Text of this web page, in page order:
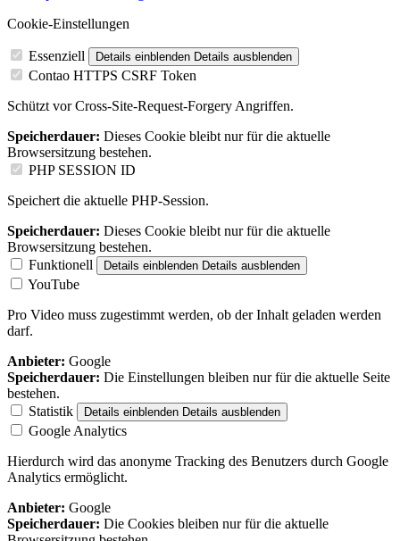
Cookie-Einstellungen
Essenziell Details einblenden Details ausblenden
Contao HTTPS CSRF Token
Schützt vor Cross-Site-Request-Forgery Angriffen.
Speicherdauer: Dieses Cookie bleibt nur für die aktuelle
Browsersitzung bestehen.
PHP SESSION ID
Speichert die aktuelle PHP-Session.
Speicherdauer: Dieses Cookie bleibt nur für die aktuelle
Browsersitzung bestehen.
Funktionell
Details einblenden Details ausblenden
YouTube
Pro Video muss zugestimmt werden, ob der Inhalt geladen werden
darf.
Anbieter: Google
Speicherdauer: Die Einstellungen bleiben nur für die aktuelle Seite
bestehen.
Statistik
Details einblenden Details ausblenden
Google Analytics
Hierdurch wird das anonyme Tracking des Benutzers durch Google
Analytics ermöglicht.
Anbieter: Google
Speicherdauer: Die Cookies bleiben nur für die aktuelle